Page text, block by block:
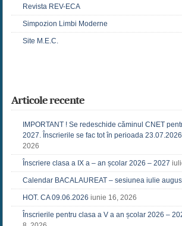
Revista REV-ECA
Simpozion Limbi Moderne
Site M.E.C.
Articole recente
IMPORTANT ! Se redeschide căminul CNET
2027. Înscrierile se fac tot în perioada
2026
Înscriere clasa a IX a – an școlar 2026 – 2027
Calendar BACALAUREAT – sesiunea iulie
HOT. CA 09.06.2026 iunie 16, 2026
Înscrierile pentru clasa a V a an școlar 2026 –